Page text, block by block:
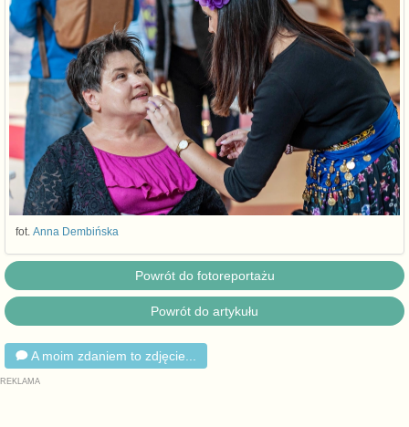
fot. Anna Dembińska
Powrót do fotoreportażu
Powrót do artykułu
A moim zdaniem to zdjęcie...